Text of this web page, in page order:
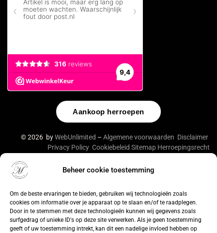
Beheer cookie toestemming
Om de beste ervaringen te bieden, gebruiken wij technologieën zoals
cookies om informatie over je apparaat op te slaan en/of te raadplegen.
Door in te stemmen met deze technologieën kunnen wij gegevens zoals
surfgedrag of unieke ID's op deze site verwerken. Als je geen toestemming
geeft of uw toestemming intrekt, kan dit een nadelige invloed hebben op
Aankoop herroepen
© 2026 byWebUnlimited – Algemene voorwaarden Disclaimer
Privacy Policy Cookiebeleid Sitemap Herroepingsrecht